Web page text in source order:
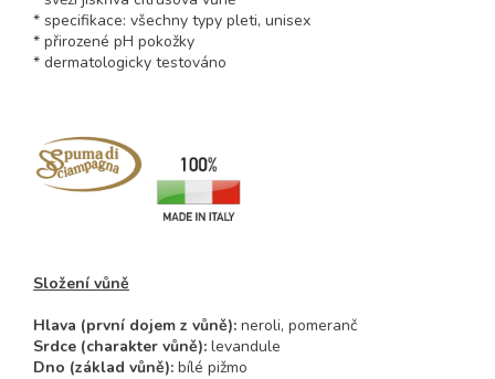
* specifikace: všechny typy pleti, unisex
* přirozené pH pokožky
* dermatologicky testováno
Složení vůně
Hlava (první dojem z vůně): neroli, pomeranč
Srdce (charakter vůně): levandule
Dno (základ vůně): bílé pižmo